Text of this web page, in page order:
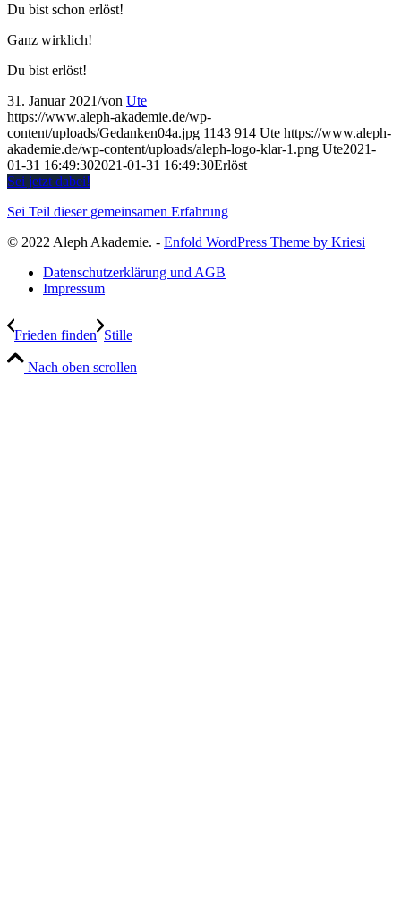
Du bist schon erlöst!
Ganz wirklich!
Du bist erlöst!
31. Januar 2021/von Ute
https://www.aleph-akademie.de/wp-
content/uploads/Gedanken04a.jpg 1143 914 Ute https://www.aleph-
akademie.de/wp-content/uploads/aleph-logo-klar-1.png Ute2021-
01-31 16:49:302021-01-31 16:49:30Erlöst
Sei jetzt dabei!
Sei Teil dieser gemeinsamen Erfahrung
© 2022 Aleph Akademie. - Enfold WordPress Theme by Kriesi
Datenschutzerklärung und AGB
Impressum
Frieden finden Stille
Nach oben scrollen